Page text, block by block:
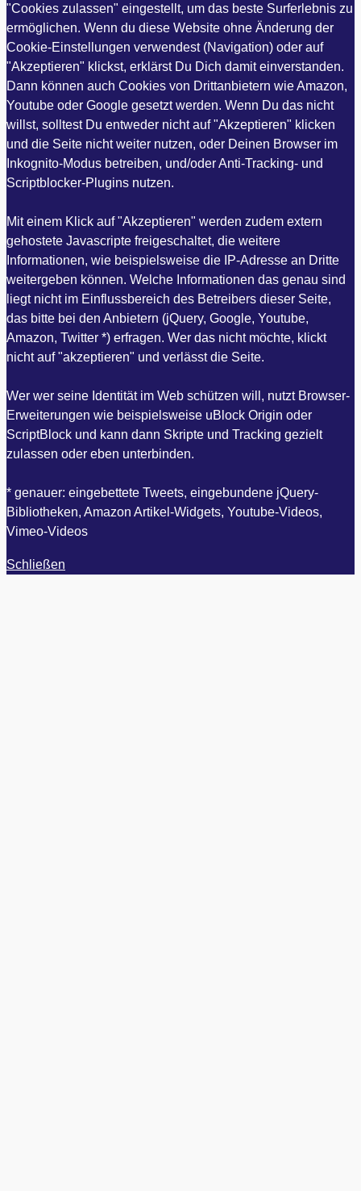
"Cookies zulassen" eingestellt, um das beste Surferlebnis zu
ermöglichen. Wenn du diese Website ohne Änderung der
Cookie-Einstellungen verwendest (Navigation) oder auf
"Akzeptieren" klickst, erklärst Du Dich damit einverstanden.
Dann können auch Cookies von Drittanbietern wie Amazon,
Youtube oder Google gesetzt werden. Wenn Du das nicht
willst, solltest Du entweder nicht auf "Akzeptieren" klicken
und die Seite nicht weiter nutzen, oder Deinen Browser im
Inkognito-Modus betreiben, und/oder Anti-Tracking- und
Scriptblocker-Plugins nutzen.
Mit einem Klick auf "Akzeptieren" werden zudem extern
gehostete Javascripte freigeschaltet, die weitere
Informationen, wie beispielsweise die IP-Adresse an Dritte
weitergeben können. Welche Informationen das genau sind
liegt nicht im Einflussbereich des Betreibers dieser Seite,
das bitte bei den Anbietern (jQuery, Google, Youtube,
Amazon, Twitter *) erfragen. Wer das nicht möchte, klickt
nicht auf "akzeptieren" und verlässt die Seite.
Wer wer seine Identität im Web schützen will, nutzt Browser-
Erweiterungen wie beispielsweise uBlock Origin oder
ScriptBlock und kann dann Skripte und Tracking gezielt
zulassen oder eben unterbinden.
* genauer: eingebettete Tweets, eingebundene jQuery-
Bibliotheken, Amazon Artikel-Widgets, Youtube-Videos,
Vimeo-Videos
Schließen